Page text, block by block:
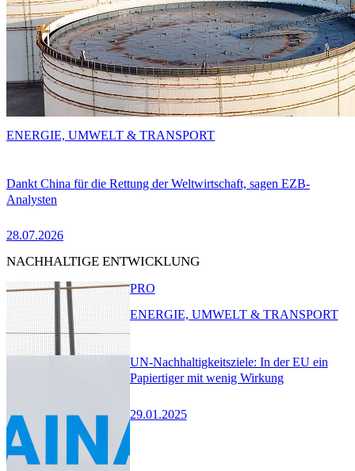
Dankt China für die Rettung der Weltwirtschaft, sagen EZB-
Analysten
28.07.2026
ENERGIE, UMWELT & TRANSPORT
NACHHALTIGE ENTWICKLUNG
UN-Nachhaltigkeitsziele: In der EU ein
Papiertiger mit wenig Wirkung
29.01.2025
PRO
ENERGIE, UMWELT & TRANSPORT